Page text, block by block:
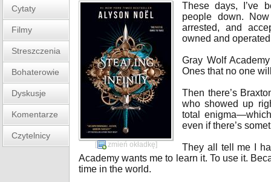
Cytaty
Filmy
Streszczenia
Bohaterowie
Dyskusje
Komentarze
Czytelnicy
[ zmień okładkę]
These days, I’ve
people down.
arrested, and
owned and
Gray Wolf
Ones that no one
Then there’s
who showed up
total
even if there’s
They all tell me I
Academy wants me to learn it. To use it.
time in the world.